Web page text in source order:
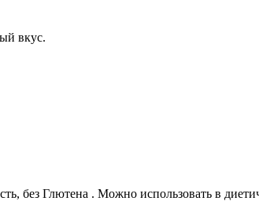
вкус.
без Глютена . Можно использовать в